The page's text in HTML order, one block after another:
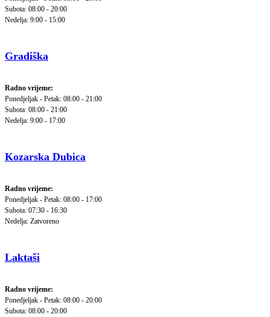
Subota: 08:00 - 20:00
Nedelja: 9:00 - 15:00
Gradiška
Radno vrijeme:
Ponedjeljak - Petak: 08:00 - 21:00
Subota: 08:00 - 21:00
Nedelja: 9:00 - 17:00
Kozarska Dubica
Radno vrijeme:
Ponedjeljak - Petak: 08:00 - 17:00
Subota: 07:30 - 16:30
Nedelja: Zatvoreno
Laktaši
Radno vrijeme:
Ponedjeljak - Petak: 08:00 - 20:00
Subota: 08:00 - 20:00